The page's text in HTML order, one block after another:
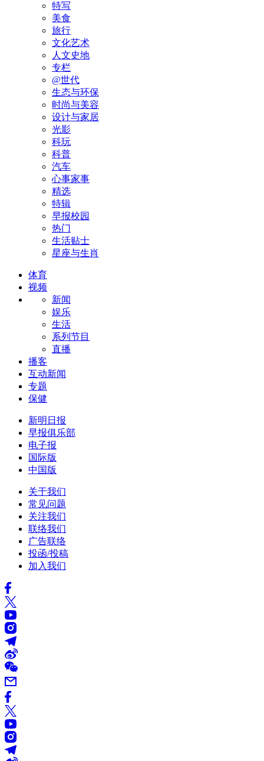
特写
美食
旅行
文化艺术
人文史地
专栏
@世代
生态与环保
时尚与美容
设计与家居
光影
科玩
科普
汽车
心事家事
精选
特辑
早报校园
热门
生活贴士
星座与生肖
体育
视频
新闻
娱乐
生活
系列节目
直播
播客
互动新闻
专题
保健
新明日报
早报俱乐部
电子报
国际版
中国版
关于我们
常见问题
关注我们
联络我们
广告联络
投函/投稿
加入我们